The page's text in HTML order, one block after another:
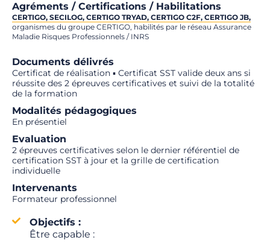
Agréments / Certifications / Habilitations
CERTIGO, SECILOG, CERTIGO TRYAD, CERTIGO C2F, CERTIGO JB,
organismes du groupe CERTIGO, habilités par le réseau Assurance
Maladie Risques Professionnels / INRS
Documents délivrés
Certificat de réalisation ▪ Certificat SST valide deux ans si
réussite des 2 épreuves certificatives et suivi de la totalité
de la formation
Modalités pédagogiques
En présentiel
Evaluation
2 épreuves certificatives selon le dernier référentiel de
certification SST à jour et la grille de certification
individuelle
Intervenants
Formateur professionnel
Objectifs :
Être capable :